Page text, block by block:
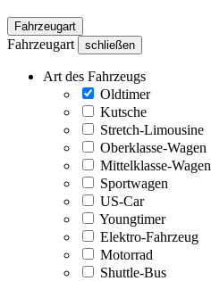
Fahrzeugart
Fahrzeugart schließen
Art des Fahrzeugs
Oldtimer
Kutsche
Stretch-Limousine
Oberklasse-Wagen
Mittelklasse-Wagen
Sportwagen
US-Car
Youngtimer
Elektro-Fahrzeug
Motorrad
Shuttle-Bus